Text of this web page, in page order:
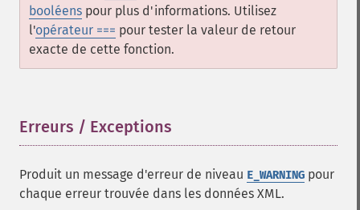
booléens pour plus d'informations. Utilisez
l'opérateur === pour tester la valeur de retour
exacte de cette fonction.
Erreurs / Exceptions
Produit un message d'erreur de niveau E_WARNING pour
chaque erreur trouvée dans les données XML.